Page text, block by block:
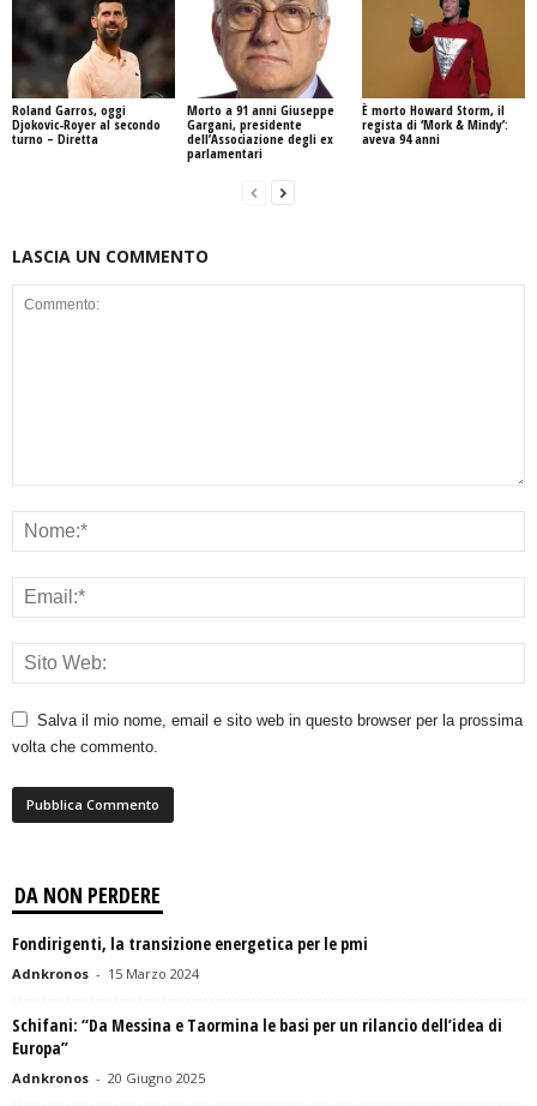
Roland Garros, oggi
Djokovic-Royer al secondo
turno – Diretta
Morto a 91 anni Giuseppe
Gargani, presidente
dell’Associazione degli ex
parlamentari
È morto Howard Storm, il
regista di ‘Mork & Mindy’:
aveva 94 anni
LASCIA UN COMMENTO
Salva il mio nome, email e sito web in questo browser per la prossima
volta che commento.
DA NON PERDERE
Fondirigenti, la transizione energetica per le pmi
Adnkronos - 15 Marzo 2024
Schifani: “Da Messina e Taormina le basi per un rilancio dell’idea di
Europa”
Adnkronos - 20 Giugno 2025